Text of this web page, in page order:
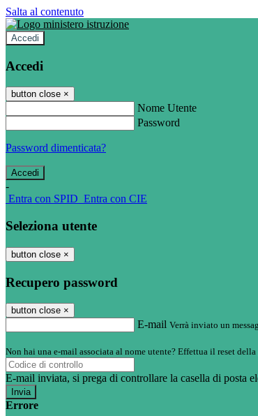
Salta al contenuto
Accedi
Accedi
button close ×
Nome Utente
Password
Password dimenticata?
-
Entra con SPID Entra con CIE
Seleziona utente
button close ×
Recupero password
button close ×
E-mail Verrà inviato un
Non hai una e-mail associata al nome utente? Effettua il reset
E-mail inviata, si prega di controllare la casella di posta
Errore